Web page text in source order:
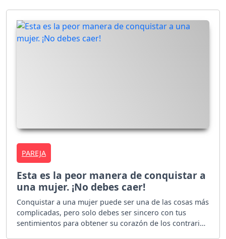
PAREJA
Esta es la peor manera de conquistar a
una mujer. ¡No debes caer!
Conquistar a una mujer puede ser una de las cosas más
complicadas, pero solo debes ser sincero con tus
sentimientos para obtener su corazón de los contrario